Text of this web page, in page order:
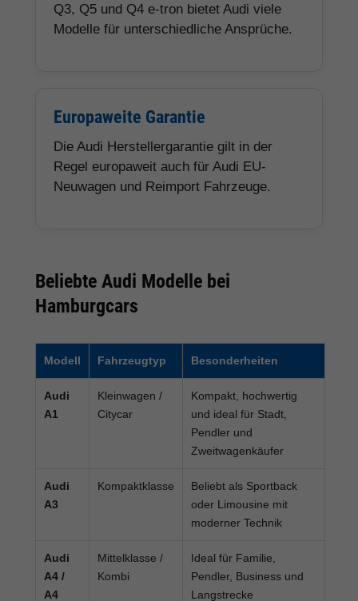
Q3, Q5 und Q4 e-tron bietet Audi viele
Modelle für unterschiedliche Ansprüche.
Europaweite Garantie
Die Audi Herstellergarantie gilt in der
Regel europaweit auch für Audi EU-
Neuwagen und Reimport Fahrzeuge.
Beliebte Audi Modelle bei
Hamburgcars
Modell Fahrzeugtyp Besonderheiten
Audi
A1
Kleinwagen /
Citycar
Kompakt, hochwertig
und ideal für Stadt,
Pendler und
Zweitwagenkäufer
Audi
A3
Kompaktklasse
Beliebt als Sportback
oder Limousine mit
moderner Technik
Audi
A4 /
A4
Mittelklasse /
Kombi
Ideal für Familie,
Pendler, Business und
Langstrecke